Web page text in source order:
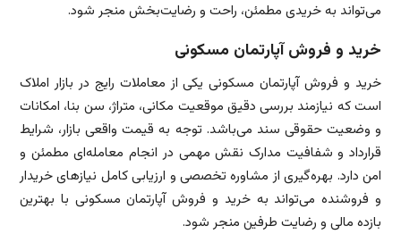
می‌تواند به خریدی مطمئن، راحت و رضایت‌بخش منجر شود.
خرید و فروش آپارتمان مسکونی
خرید و فروش آپارتمان مسکونی یکی از معاملات رایج در بازار املاک
است که نیازمند بررسی دقیق موقعیت مکانی، متراژ، سن بنا، امکانات
و وضعیت حقوقی سند می‌باشد. توجه به قیمت واقعی بازار، شرایط
قرارداد و شفافیت مدارک نقش مهمی در انجام معامله‌ای مطمئن و
امن دارد. بهره‌گیری از مشاوره تخصصی و ارزیابی کامل نیازهای خریدار
و فروشنده می‌تواند به خرید و فروش آپارتمان مسکونی با بهترین
بازده مالی و رضایت طرفین منجر شود.